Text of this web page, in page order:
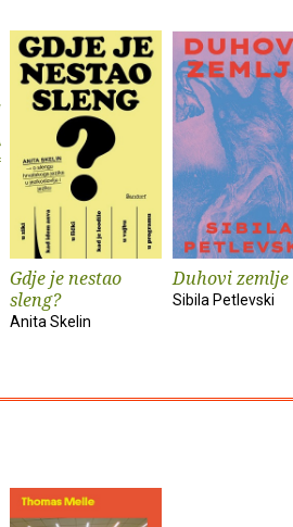
Gdje je nestao
sleng?
Anita Skelin
Duhovi zemlje
Sibila Petlevski